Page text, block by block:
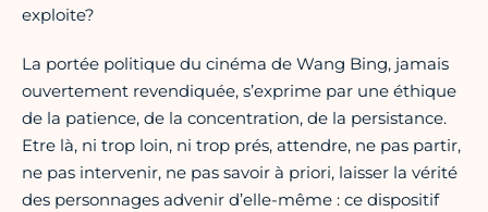
exploite?
La portée politique du cinéma de Wang Bing, jamais
ouvertement revendiquée, s’exprime par une éthique
de la patience, de la concentration, de la persistance.
Etre là, ni trop loin, ni trop prés, attendre, ne pas partir,
ne pas intervenir, ne pas savoir à priori, laisser la vérité
des personnages advenir d’elle-même : ce dispositif